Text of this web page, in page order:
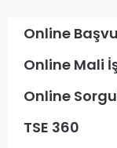
Online
Online Mali
Online
TSE 360